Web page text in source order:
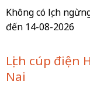
Không có lịch
đến 14-08-2026
Lịch cúp điện
Nai